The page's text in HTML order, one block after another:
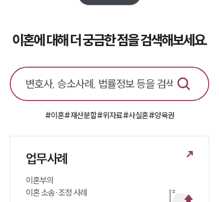
이혼에 대해 더 궁금한 점을 검색해보세요.
#이혼#재산분할#위자료#사실혼#양육권
업무사례
이혼부의
이혼 소송·조정 사례